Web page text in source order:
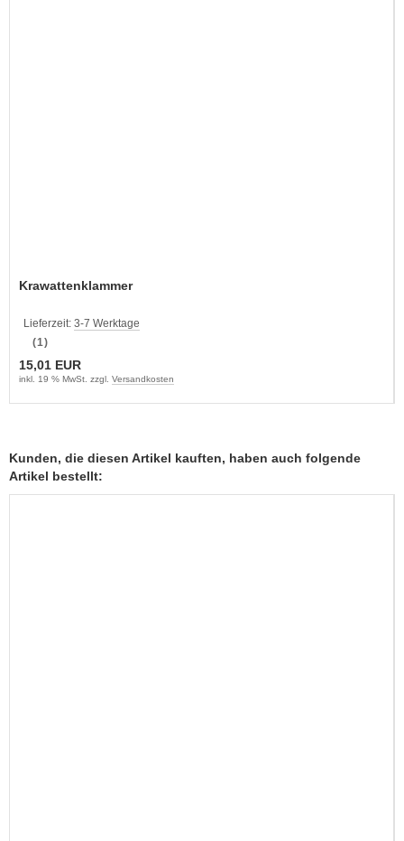
Krawattenklammer
Lieferzeit: 3-7 Werktage
(1)
15,01 EUR
inkl. 19 % MwSt. zzgl. Versandkosten
Kunden, die diesen Artikel kauften, haben auch folgende
Artikel bestellt: